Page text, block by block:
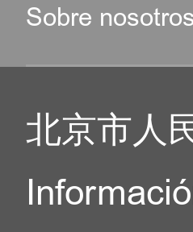
Sobre
北京市人